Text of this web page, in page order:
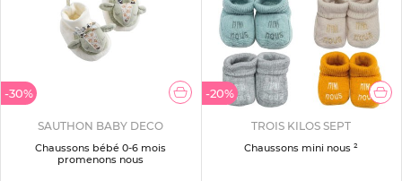
-30%
SAUTHON BABY DECO
Chaussons bébé 0-6 mois
promenons nous
-20%
TROIS KILOS SEPT
Chaussons mini nous ²